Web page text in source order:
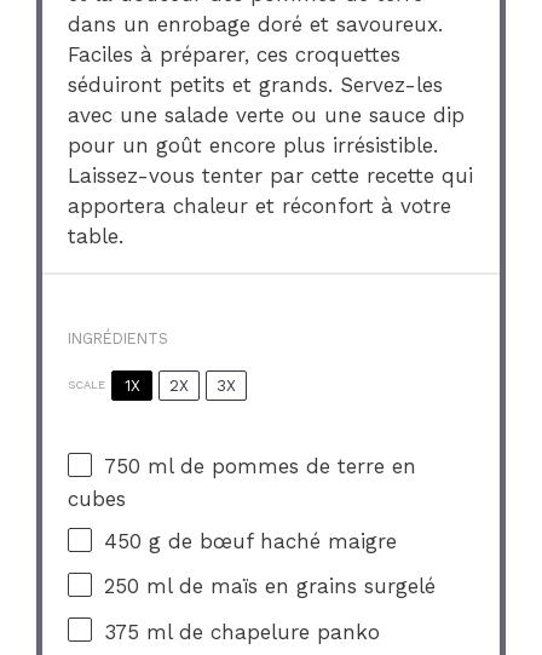
dans un enrobage doré et savoureux.
Faciles à préparer, ces croquettes
séduiront petits et grands. Servez-les
avec une salade verte ou une sauce dip
pour un goût encore plus irrésistible.
Laissez-vous tenter par cette recette qui
apportera chaleur et réconfort à votre
table.
INGRÉDIENTS
SCALE 1X 2X 3X
750 ml de pommes de terre en
cubes
450 g de bœuf haché maigre
250 ml de maïs en grains surgelé
375 ml de chapelure panko